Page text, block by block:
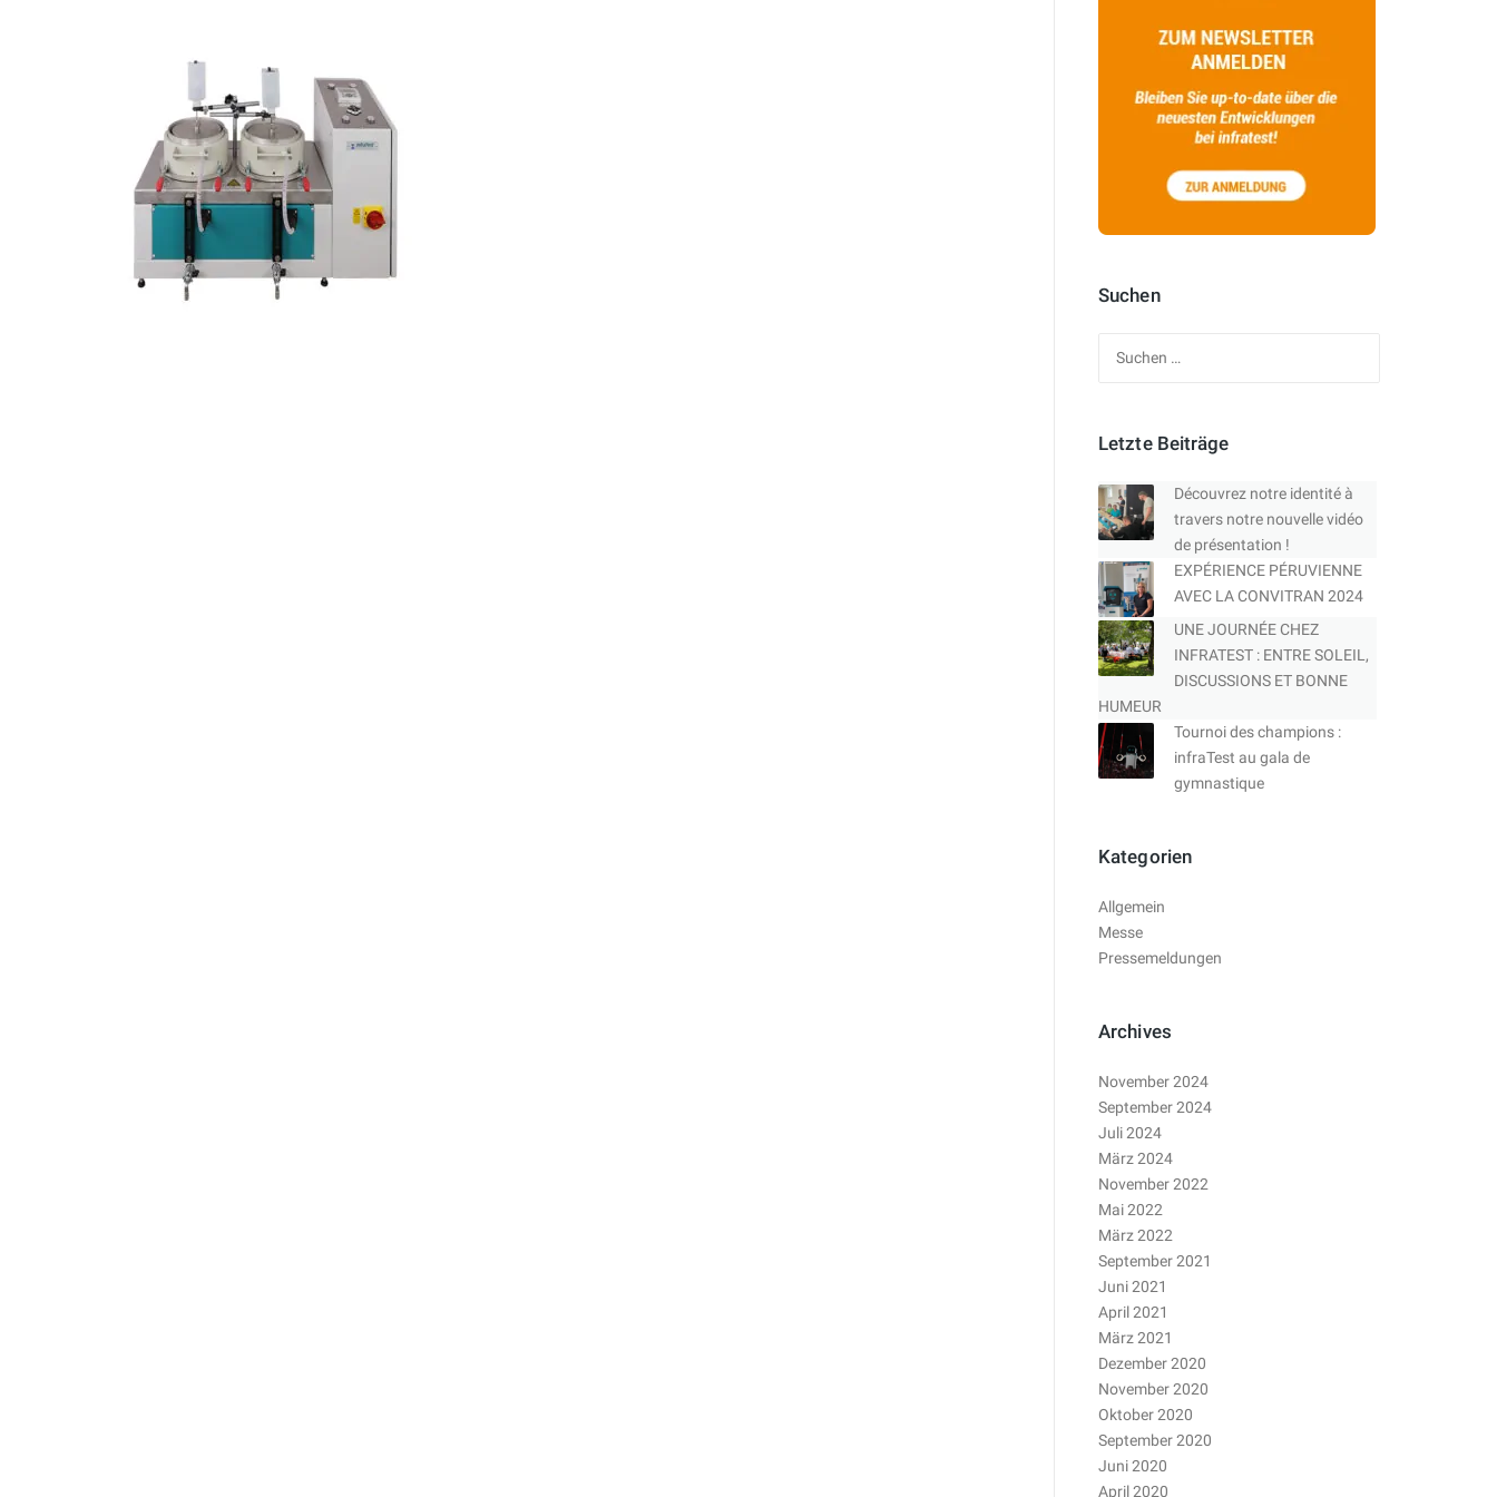
Suchen
Letzte Beiträge
Découvrez notre identité à
travers notre nouvelle vidéo
de présentation !
EXPÉRIENCE PÉRUVIENNE
AVEC LA CONVITRAN 2024
UNE JOURNÉE CHEZ
INFRATEST : ENTRE SOLEIL,
DISCUSSIONS ET BONNE
HUMEUR
Tournoi des champions :
infraTest au gala de
gymnastique
Kategorien
Allgemein
Messe
Pressemeldungen
Archives
November 2024
September 2024
Juli 2024
März 2024
November 2022
Mai 2022
März 2022
September 2021
Juni 2021
April 2021
März 2021
Dezember 2020
November 2020
Oktober 2020
September 2020
Juni 2020
April 2020